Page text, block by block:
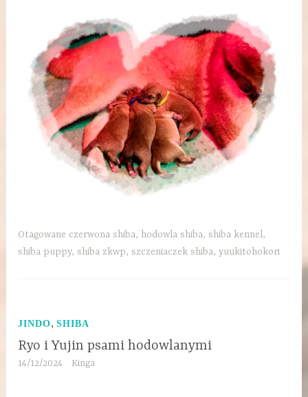
Otagowane czerwona shiba, hodowla shiba,shiba kennel,
shiba puppy,shiba zkwp,szczeniaczek shiba,yuukitohokori
JINDO,SHIBA
Ryo i Yujin psami hodowlanymi
14/12/2024 Kinga